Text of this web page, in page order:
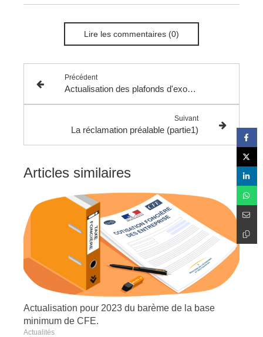
Lire les commentaires (0)
Précédent
Actualisation des plafonds d'exonération de cotisation foncière des entreprises (CFE) pour 2025 dans les zones urbaines en difficulté.
Suivant
La réclamation préalable (partie1)
Articles similaires
Actualisation pour 2023 du barème de la base
minimum de CFE.
Actualités